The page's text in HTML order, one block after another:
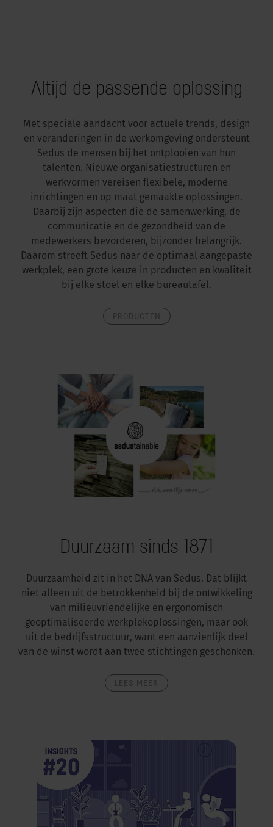
Altijd de passende oplossing
Met speciale aandacht voor actuele trends, design
en veranderingen in de werkomgeving ondersteunt
Sedus de mensen bij het ontplooien van hun
talenten. Nieuwe organisatiestructuren en
werkvormen vereisen flexibele, moderne
inrichtingen en op maat gemaakte oplossingen.
Daarbij zijn aspecten die de samenwerking, de
communicatie en de gezondheid van de
medewerkers bevorderen, bijzonder belangrijk.
Daarom streeft Sedus naar de optimaal aangepaste
werkplek, een grote keuze in producten en kwaliteit
bij elke stoel en elke bureautafel.
Duurzaam sinds 1871
Duurzaamheid zit in het DNA van Sedus. Dat blijkt
niet alleen uit de betrokkenheid bij de ontwikkeling
van milieuvriendelijke en ergonomisch
geoptimaliseerde werkplekoplossingen, maar ook
uit de bedrijfsstructuur, want een aanzienlijk deel
van de winst wordt aan twee stichtingen geschonken.